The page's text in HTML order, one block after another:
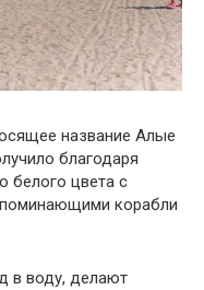
название Алые
благодаря
белого цвета с
корабли
в воду, делают